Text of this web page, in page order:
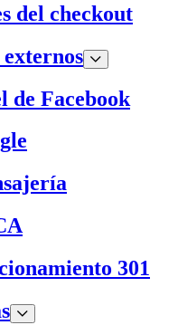
del checkout
de Facebook
301